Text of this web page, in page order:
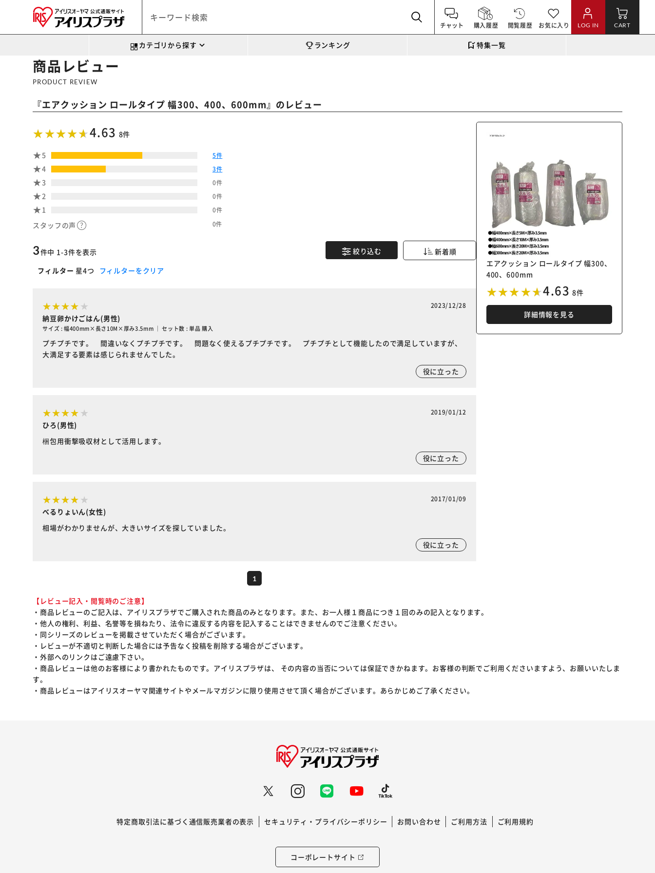
チャット 購入履歴 閲覧履歴 お気に入り LOG IN CART
カテゴリから探す ランキング 特集一覧
商品レビュー
PRODUCT REVIEW
『エアクッション ロールタイプ 幅300、400、600mm』のレビュー
エアクッション ロールタイプ 幅300、
400、600mm
4.63 8件
詳細情報を見る
4.63 8件
5 5件
4 3件
3 0件
2 0件
1 0件
スタッフの声 0件
絞り込む 新着順
3件中 1-3件を表示
フィルター 星4つ フィルターをクリア
2023/12/28
納豆卵かけごはん(男性)
サイズ : 幅400mm×長さ10M×厚み3.5mm ｜ セット数 : 単品 購入
プチプチです。 間違いなくプチプチです。 問題なく使えるプチプチです。 プチプチとして機能したので満足していますが、
大満足する要素は感じられませんでした。
役に立った
2019/01/12
ひろ(男性)
梱包用衝撃吸収材として活用します。
役に立った
2017/01/09
べるりょいん(女性)
相場がわかりませんが、大きいサイズを探していました。
役に立った
1
【レビュー記入・閲覧時のご注意】
・商品レビューのご記入は、アイリスプラザでご購入された商品のみとなります。また、お一人様１商品につき１回のみの記入となります。
・他人の権利、利益、名誉等を損ねたり、法令に違反する内容を記入することはできませんのでご注意ください。
・同シリーズのレビューを掲載させていただく場合がございます。
・レビューが不適切と判断した場合には予告なく投稿を削除する場合がございます。
・外部へのリンクはご遠慮下さい。
・商品レビューは他のお客様により書かれたものです。アイリスプラザは、 その内容の当否については保証できかねます。お客様の判断でご利用くださいますよう、お願いいたしま
す。
・商品レビューはアイリスオーヤマ関連サイトやメールマガジンに限り使用させて頂く場合がございます。あらかじめご了承ください。
特定商取引法に基づく通信販売業者の表示 セキュリティ・プライバシーポリシー お問い合わせ ご利用方法 ご利用規約
コーポレートサイト